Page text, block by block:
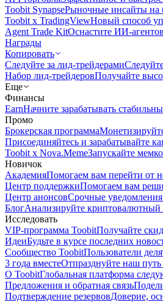
Toobit SynapseРыночные инсайты на
Toobit x TradingViewНовый способ
Agent Trade KitОснастите ИИ-
Награды
Копировать
Следуйте за лид-трейдерами
Набор лид-трейдеровПолучайте
Еще
Финансы
EarnНачните зарабатывать
Промо
Брокерская программа
Присоединяйтесь и зарабатывайте
Toobit x Nova.MemeЗапускайте
Новичок
АкадемияПомогаем вам перейти от
Центр поддержкиПомогаем вам
Центр анонсовСрочные
БлогАнализируйте криптовалютный
Исследовать
VIP-программа ToobitПолучайте
ИдеиБудьте в курсе последних
Сообщество ToobitПользователи
3 года вместеОтпразднуйте наш
О ToobitГлобальная платформа
Предложения и обратная связь
Подтверждение резервовДоверие,